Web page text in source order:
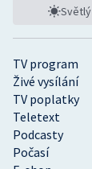
TV program
Živé vysílání
TV poplatky
Teletext
Podcasty
Počasí
Světlý